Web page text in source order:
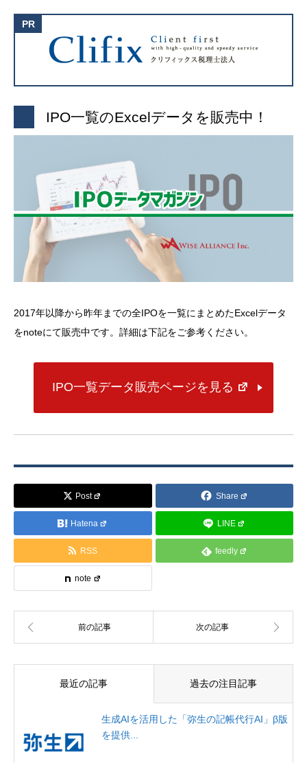
IPO一覧のExcelデータを販売中！
2017年以降から昨年までの全IPOを一覧にまとめたExcelデータ
をnoteにて販売中です。詳細は下記をご参考ください。
IPO一覧データ販売ページを見る
Post Share
Hatena LINE
RSS feedly
note
最近の記事 過去の注目記事
生成AIを活用した「弥生の記帳代行AI」β版
を提供...